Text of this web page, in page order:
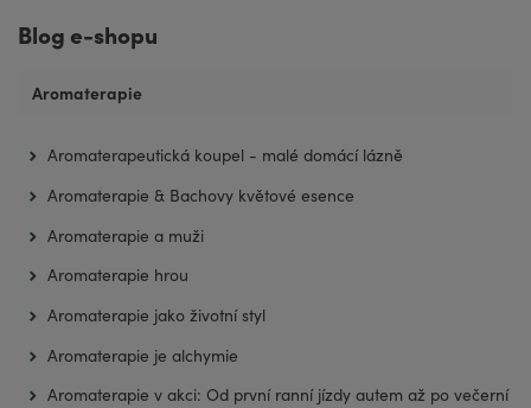
Blog e-shopu
Aromaterapie
Aromaterapeutická koupel - malé domácí lázně
Aromaterapie & Bachovy květové esence
Aromaterapie a muži
Aromaterapie hrou
Aromaterapie jako životní styl
Aromaterapie je alchymie
Aromaterapie v akci: Od první ranní jízdy autem až po večerní